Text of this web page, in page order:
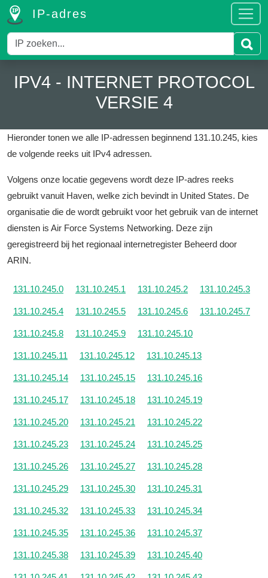
IP-adres
IPV4 - INTERNET PROTOCOL
VERSIE 4
Hieronder tonen we alle IP-adressen beginnend 131.10.245, kies
de volgende reeks uit IPv4 adressen.
Volgens onze locatie gegevens wordt deze IP-adres reeks
gebruikt vanuit Haven, welke zich bevindt in United States. De
organisatie die de wordt gebruikt voor het gebruik van de internet
diensten is Air Force Systems Networking. Deze zijn
geregistreerd bij het regionaal internetregister Beheerd door
ARIN.
131.10.245.0 131.10.245.1 131.10.245.2 131.10.245.3
131.10.245.4 131.10.245.5 131.10.245.6 131.10.245.7
131.10.245.8 131.10.245.9 131.10.245.10
131.10.245.11 131.10.245.12 131.10.245.13
131.10.245.14 131.10.245.15 131.10.245.16
131.10.245.17 131.10.245.18 131.10.245.19
131.10.245.20 131.10.245.21 131.10.245.22
131.10.245.23 131.10.245.24 131.10.245.25
131.10.245.26 131.10.245.27 131.10.245.28
131.10.245.29 131.10.245.30 131.10.245.31
131.10.245.32 131.10.245.33 131.10.245.34
131.10.245.35 131.10.245.36 131.10.245.37
131.10.245.38 131.10.245.39 131.10.245.40